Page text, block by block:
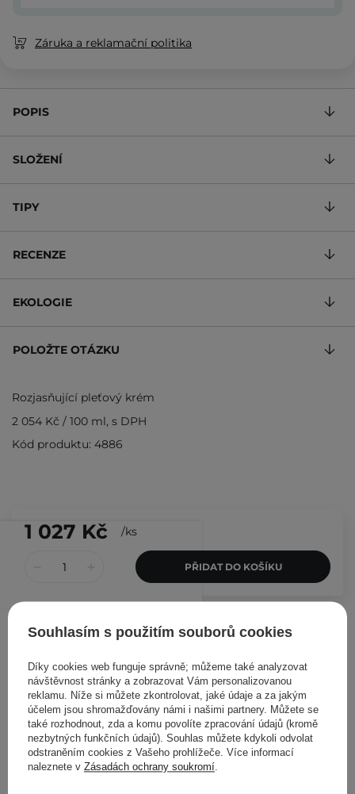
1 027 Kč /ks
PŘIDAT DO KOŠÍKU
Záruka a reklamační politika
POPIS
SLOŽENÍ
TIPY
RECENZE
EKOLOGIE
POLOŽTE OTÁZKU
Rozjasňující pleťový krém
2 054 Kč / 100 ml, s DPH
Kód produktu: 4886
Ostatní zákazníci si prohlédli
Souhlasím s použitím souborů cookies
Díky cookies web funguje správně; můžeme také analyzovat
návštěvnost stránky a zobrazovat Vám personalizovanou
reklamu. Níže si můžete zkontrolovat, jaké údaje a za jakým
účelem jsou shromažďovány námi i našimi partnery. Můžete se
také rozhodnout, zda a komu povolíte zpracování údajů (kromě
nezbytných funkčních údajů). Souhlas můžete kdykoli odvolat
odstraněním cookies z Vašeho prohlížeče. Více informací
naleznete v Zásadách ochrany soukromí